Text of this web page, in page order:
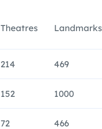
Theatres Landmarks
214 469
152 1000
72 466